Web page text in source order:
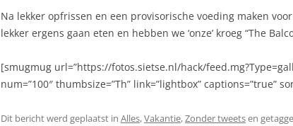
Na lekker opfrissen en een provisorische voeding maken
lekker ergens gaan eten en hebben we ‘onze’ kroeg “The
[smugmug url=”https://fotos.sietse.nl/hack/
num=”100″ thumbsize=”Th” link=”lightbox” captions=”true”
Dit bericht werd geplaatst in Alles,Vakantie,Zonder tweetsen